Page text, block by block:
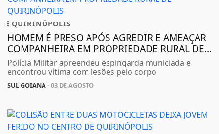
QUIRINÓPOLIS
HOMEM É PRESO APÓS AGREDIR E AMEAÇAR
COMPANHEIRA EM PROPRIEDADE RURAL DE...
Polícia Militar apreendeu espingarda municiada e
encontrou vítima com lesões pelo corpo
SUL GOIANA- 03 DE AGOSTO